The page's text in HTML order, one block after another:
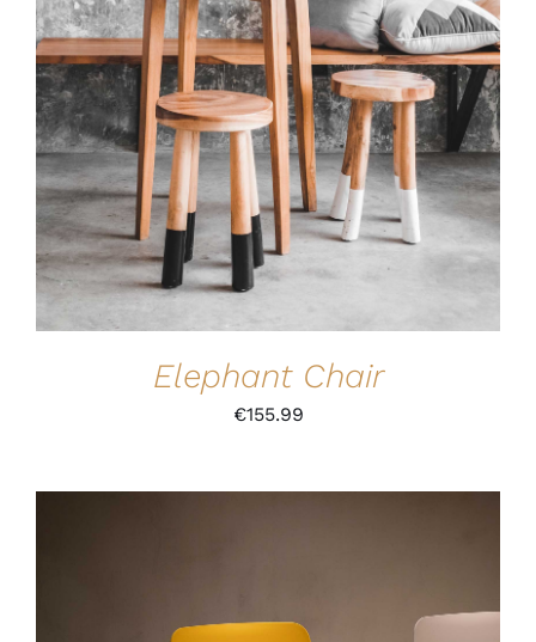
IN DEN WARENKORB
/
DETAILS
Elephant Chair
€155.99